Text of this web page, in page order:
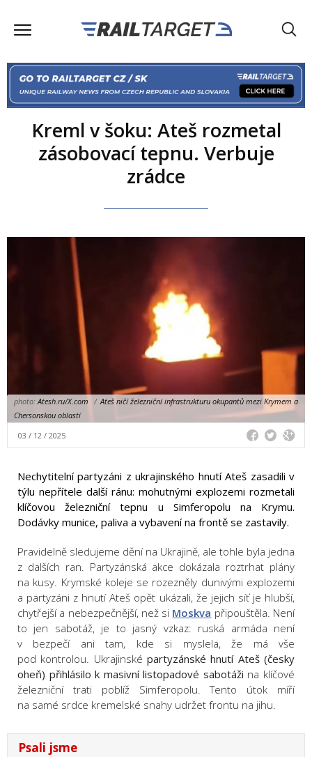
Kreml v šoku: Ateš rozmetal
zásobovací tepnu. Verbuje
zrádce
photo:Atesh.ru/X.com / Ateš ničí železniční infrastrukturu okupantů mezi Krymem a
Chersonskou oblastí
03 / 12 / 2025
Nechytitelní partyzáni z ukrajinského hnutí Ateš zasadili v
týlu nepřítele další ránu: mohutnými explozemi rozmetali
klíčovou železniční tepnu u Simferopolu na Krymu.
Dodávky munice, paliva a vybavení na frontě se zastavily.
Pravidelně sledujeme dění na Ukrajině, ale tohle byla jedna
z dalších ran. Partyzánská akce dokázala roztrhat plány
na kusy. Krymské koleje se rozezněly dunivými explozemi
a partyzáni z hnutí Ateš opět ukázali, že jejich síť je hlubší,
chytřejší a nebezpečnější, než si Moskva připouštěla. Není
to jen sabotáž, je to jasný vzkaz: ruská armáda není
v bezpečí ani tam, kde si myslela, že má vše
pod kontrolou. Ukrajinské partyzánské hnutí Ateš (česky
oheň) přihlásilo k masivní listopadové sabotáži na klíčové
železniční trati poblíž Simferopolu. Tento útok míří
na samé srdce kremelské snahy udržet frontu na jihu.
Psali jsme